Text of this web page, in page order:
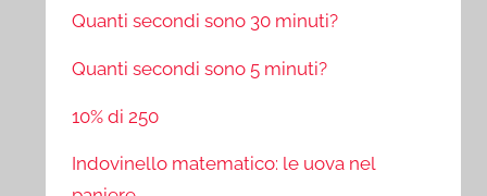
Quanti secondi sono 30 minuti?
Quanti secondi sono 5 minuti?
10% di 250
Indovinello matematico: le uova nel